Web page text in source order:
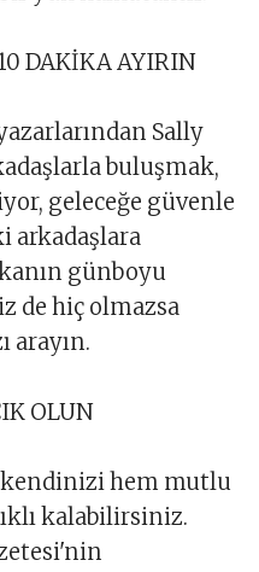
DAKİKA AYIRIN
Sally
buluşmak,
geleceğe güvenle
arkadaşlara
günboyu
de hiç olmazsa
arayın.
OLUN
kendinizi hem mutlu
kalabilirsiniz.